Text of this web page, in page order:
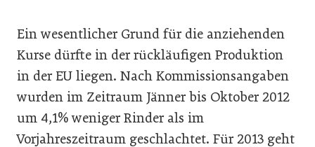
Ein wesentlicher Grund für die anziehenden
Kurse dürfte in der rückläufigen Produktion
in der EU liegen. Nach Kommissionsangaben
wurden im Zeitraum Jänner bis Oktober 2012
um 4,1% weniger Rinder als im
Vorjahreszeitraum geschlachtet. Für 2013 geht